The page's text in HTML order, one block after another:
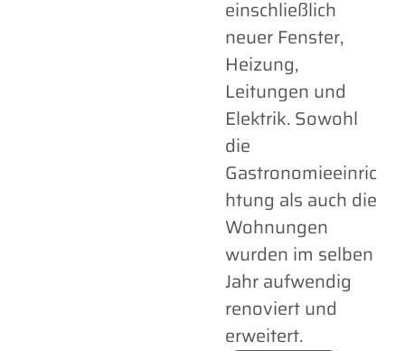
einschließlich
neuer Fenster,
Heizung,
Leitungen und
Elektrik. Sowohl
die
Gastronomieeinric
htung als auch die
Wohnungen
wurden im selben
Jahr aufwendig
renoviert und
erweitert.